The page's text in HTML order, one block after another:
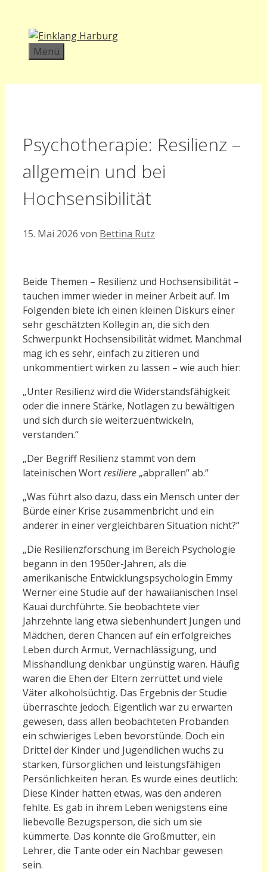
Inhalt
springen
Menü
Psychotherapie: Resilienz –
allgemein und bei
Hochsensibilität
15. Mai 2026 von Bettina Rutz
Beide Themen – Resilienz und Hochsensibilität –
tauchen immer wieder in meiner Arbeit auf. Im
Folgenden biete ich einen kleinen Diskurs einer
sehr geschätzten Kollegin an, die sich den
Schwerpunkt Hochsensibilität widmet. Manchmal
mag ich es sehr, einfach zu zitieren und
unkommentiert wirken zu lassen – wie auch hier:
„Unter Resilienz wird die Widerstandsfähigkeit
oder die innere Stärke, Notlagen zu bewältigen
und sich durch sie weiterzuentwickeln,
verstanden.“
„Der Begriff Resilienz stammt von dem
lateinischen Wortresiliere „abprallen“ ab.“
„Was führt also dazu, dass ein Mensch unter der
Bürde einer Krise zusammenbricht und ein
anderer in einer vergleichbaren Situation nicht?“
„Die Resilienzforschung im Bereich Psychologie
begann in den 1950er-Jahren, als die
amerikanische Entwicklungspsychologin Emmy
Werner eine Studie auf der hawaiianischen Insel
Kauai durchführte. Sie beobachtete vier
Jahrzehnte lang etwa siebenhundert Jungen und
Mädchen, deren Chancen auf ein erfolgreiches
Leben durch Armut, Vernachlässigung, und
Misshandlung denkbar ungünstig waren. Häufig
waren die Ehen der Eltern zerrüttet und viele
Väter alkoholsüchtig. Das Ergebnis der Studie
überraschte jedoch. Eigentlich war zu erwarten
gewesen, dass allen beobachteten Probanden
ein schwieriges Leben bevorstünde. Doch ein
Drittel der Kinder und Jugendlichen wuchs zu
starken, fürsorglichen und leistungsfähigen
Persönlichkeiten heran. Es wurde eines deutlich:
Diese Kinder hatten etwas, was den anderen
fehlte. Es gab in ihrem Leben wenigstens eine
liebevolle Bezugsperson, die sich um sie
kümmerte. Das konnte die Großmutter, ein
Lehrer, die Tante oder ein Nachbar gewesen
sein.